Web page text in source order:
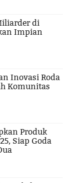
di
Impian
Inovasi Roda
Komunitas
Produk
Siap Goda